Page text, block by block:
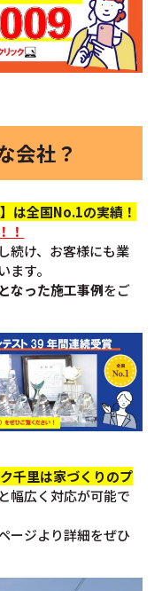
会社？
は全国No.1の実績！
！
続け、お客様にも業
す。
なった施工事例をご
千里は家づくりのプ
幅広く対応が可能で
ージより詳細をぜひ